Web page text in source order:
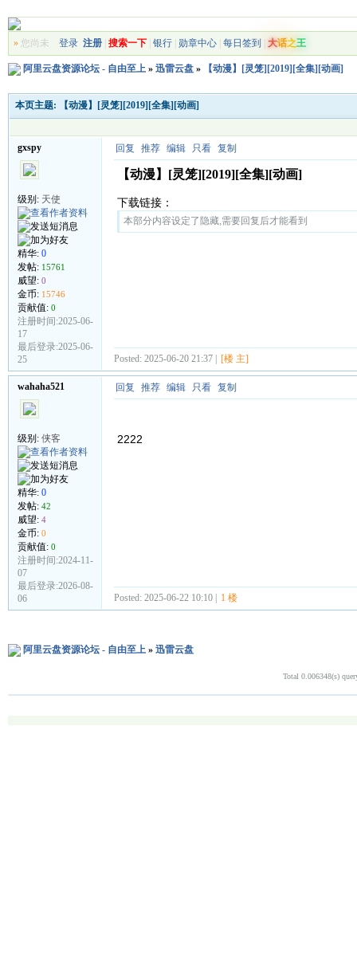
»您尚未 登录 注册| 搜索一下| 银行| 勋章中心| 每日签到 大话之王
阿里云盘资源论坛 - 自由至上» 迅雷云盘» 【动漫】[灵笼][2019][全集][动画]
本页主题: 【动漫】[灵笼][2019][全集][动画]
gxspy
级别: 天使
精华: 0
发帖: 15761
威望: 0
金币: 15746
贡献值: 0
注册时间:2025-06-
17
最后登录:2025-06-
25
回复 推荐 编辑 只看 复制
【动漫】[灵笼][2019][全集][动画]
下载链接：
本部分内容设定了隐藏,需要回复后才能看到
Posted: 2025-06-20 21:37 | [楼 主]
wahaha521
级别: 侠客
精华: 0
发帖: 42
威望: 4
金币: 0
贡献值: 0
注册时间:2024-11-
07
最后登录:2026-08-
06
回复 推荐 编辑 只看 复制
2222
Posted: 2025-06-22 10:10 | 1 楼
阿里云盘资源论坛 - 自由至上» 迅雷云盘
Total 0.006348(s)